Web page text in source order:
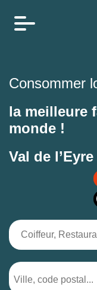
Consommer
la meilleure
monde !
Val de